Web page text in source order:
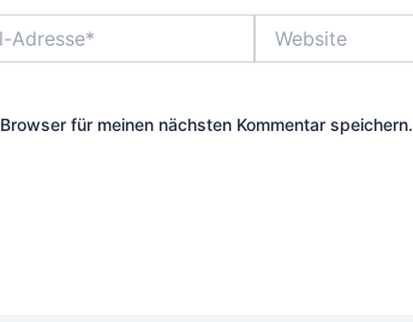
für meinen nächsten Kommentar speichern.